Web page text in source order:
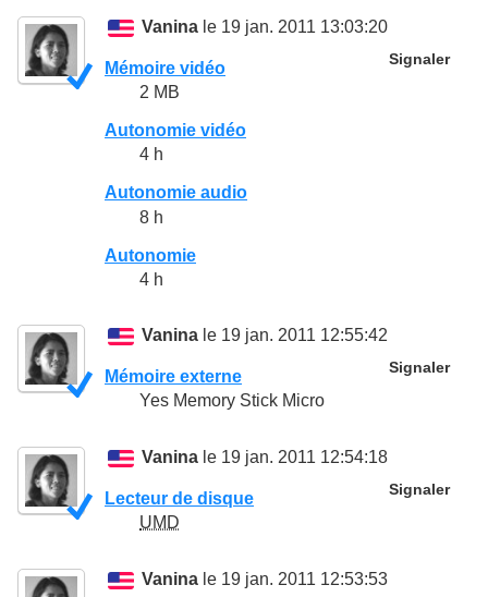
Vanina le 19 jan. 2011 13:03:20
Signaler
Mémoire vidéo
2 MB
Autonomie vidéo
4 h
Autonomie audio
8 h
Autonomie
4 h
Vanina le 19 jan. 2011 12:55:42
Signaler
Mémoire externe
Yes Memory Stick Micro
Vanina le 19 jan. 2011 12:54:18
Signaler
Lecteur de disque
UMD
Vanina le 19 jan. 2011 12:53:53